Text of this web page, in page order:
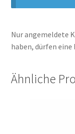
Nur angemeldete
haben, dürfen eine
Ähnliche